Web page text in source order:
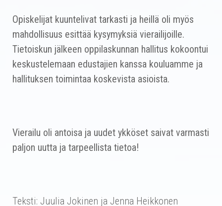
Opiskelijat kuuntelivat tarkasti ja heillä oli myös
mahdollisuus esittää kysymyksiä vierailijoille.
Tietoiskun jälkeen oppilaskunnan hallitus kokoontui
keskustelemaan edustajien kanssa kouluamme ja
hallituksen toimintaa koskevista asioista.
Vierailu oli antoisa ja uudet ykköset saivat varmasti
paljon uutta ja tarpeellista tietoa!
Teksti: Juulia Jokinen ja Jenna Heikkonen